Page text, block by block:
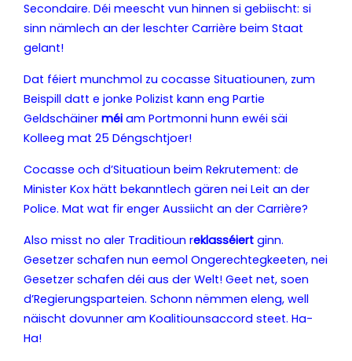
Secondaire. Déi meescht vun hinnen si gebiischt: si
sinn nämlech an der leschter Carrière beim Staat
gelant!
Dat féiert munchmol zu cocasse Situatiounen, zum
Beispill datt e jonke Polizist kann eng Partie
Geldschäiner méi am Portmonni hunn ewéi säi
Kolleeg mat 25 Déngschtjoer!
Cocasse och d’Situatioun beim Rekrutement: de
Minister Kox hätt bekanntlech gären nei Leit an der
Police. Mat wat fir enger Aussiicht an der Carrière?
Also misst no aler Traditioun reklasséiert ginn.
Gesetzer schafen nun eemol Ongerechtegkeeten, nei
Gesetzer schafen déi aus der Welt! Geet net, soen
d’Regierungsparteien. Schonn nëmmen eleng, well
näischt dovunner am Koalitiounsaccord steet. Ha-
Ha!